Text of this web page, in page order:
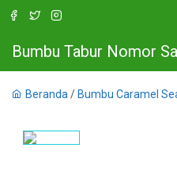
Bumbu Tabur Nomor
Beranda / Bumbu Caramel